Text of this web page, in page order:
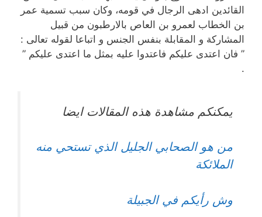
القائدين ادهى الرجال في قومه، وكان سبب تسمية عمر
بن الخطاب لعمرو بن العاص بالارطبون من قبيل
المشاركة و المقابلة بنفس الجنس و اتباعا لقوله تعالى :
” فان اعتدى عليكم فاعتدوا عليه بمثل ما اعتدى عليكم ”
.
يمكنكم مشاهدة هذه المقالات ايضا
من هو الصحابي الجليل الذي تستحي منه
الملائكة
وش رأيكم في الجبيلة